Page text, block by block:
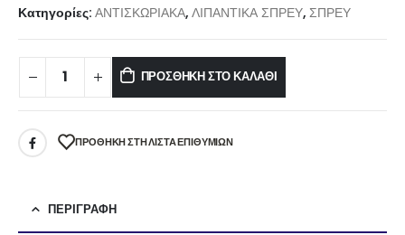
Κατηγορίες: ΑΝΤΙΣΚΩΡΙΑΚΑ, ΛΙΠΑΝΤΙΚΑ ΣΠΡΕΥ, ΣΠΡΕΥ
ΠΡΟΣΘΉΚΗ ΣΤΟ ΚΑΛΆΘΙ
ΠΡΌΘΉΚΗ ΣΤΗ ΛΊΣΤΑ ΕΠΙΘΥΜΙΏΝ
ΠΕΡΙΓΡΑΦΉ